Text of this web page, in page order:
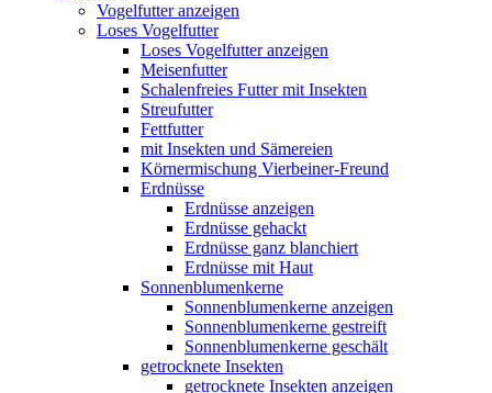
Vogelfutter anzeigen
Loses Vogelfutter
Loses Vogelfutter anzeigen
Meisenfutter
Schalenfreies Futter mit Insekten
Streufutter
Fettfutter
mit Insekten und Sämereien
Körnermischung Vierbeiner-Freund
Erdnüsse
Erdnüsse anzeigen
Erdnüsse gehackt
Erdnüsse ganz blanchiert
Erdnüsse mit Haut
Sonnenblumenkerne
Sonnenblumenkerne anzeigen
Sonnenblumenkerne gestreift
Sonnenblumenkerne geschält
getrocknete Insekten
getrocknete Insekten anzeigen